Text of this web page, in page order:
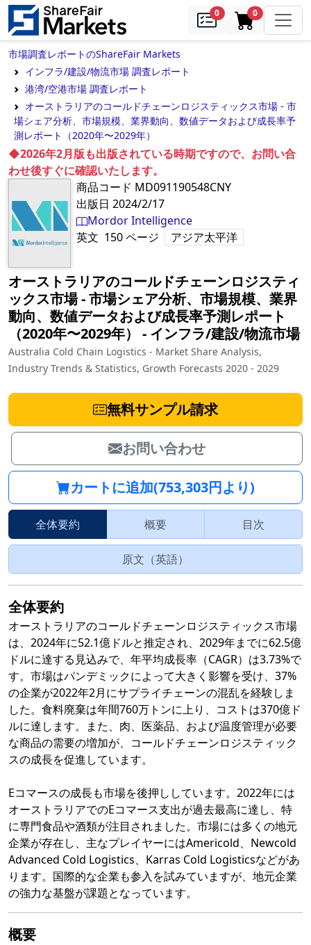
0samples0in cart
市場調査レポートのShareFair Markets
インフラ/建設/物流市場 調査レポート
港湾/空港市場 調査レポート
オーストラリアのコールドチェーンロジスティックス市場 - 市
場シェア分析、市場規模、業界動向、数値データおよび成長率予
測レポート（2020年〜2029年）
◆2026年2月版も出版されている時期ですので、お問い合
わせ後すぐに確認いたします。
商品コード MD091190548CNY
出版日 2024/2/17
Mordor Intelligence
英文 150ページ アジア太平洋
オーストラリアのコールドチェーンロジスティ
ックス市場 - 市場シェア分析、市場規模、業界
動向、数値データおよび成長率予測レポート
（2020年〜2029年）
‐ インフラ/建設/物流市場
Australia Cold Chain Logistics - Market Share Analysis,
Industry Trends & Statistics, Growth Forecasts 2020 - 2029
無料サンプル請求
お問い合わせ
カートに追加(753,303円より)
全体要約 概要 目次
原文（英語）
全体要約
オーストラリアのコールドチェーンロジスティックス市場
は、2024年に52.1億ドルと推定され、2029年までに62.5億
ドルに達する見込みで、年平均成長率（CAGR）は3.73%で
す。市場はパンデミックによって大きく影響を受け、37%
の企業が2022年2月にサプライチェーンの混乱を経験しま
した。食料廃棄は年間760万トンに上り、コストは370億ド
ルに達します。また、肉、医薬品、および温度管理が必要
な商品の需要の増加が、コールドチェーンロジスティック
スの成長を促進しています。
Eコマースの成長も市場を後押ししています。2022年には
オーストラリアでのEコマース支出が過去最高に達し、特
に専門食品や酒類が注目されました。市場には多くの地元
企業が存在し、主なプレイヤーにはAmericold、Newcold
Advanced Cold Logistics、Karras Cold Logisticsなどがあ
ります。国際的な企業も参入を試みていますが、地元企業
の強力な基盤が課題となっています。
概要